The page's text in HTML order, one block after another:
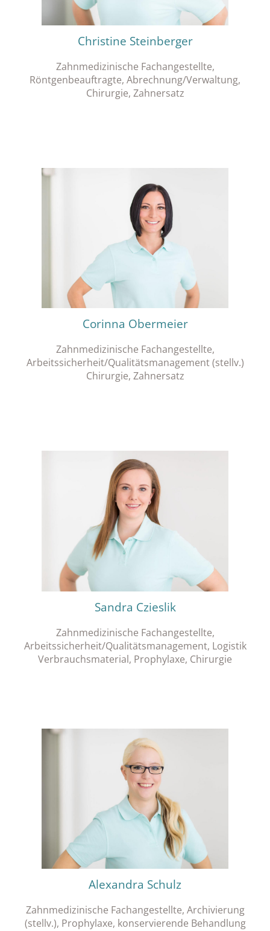
Christine Steinberger
Zahnmedizinische Fachangestellte,
Röntgenbeauftragte, Abrechnung/Verwaltung,
Chirurgie, Zahnersatz
Corinna Obermeier
Zahnmedizinische Fachangestellte,
Arbeitssicherheit/Qualitätsmanagement (stellv.)
Chirurgie, Zahnersatz
Sandra Czieslik
Zahnmedizinische Fachangestellte,
Arbeitssicherheit/Qualitätsmanagement, Logistik
Verbrauchsmaterial, Prophylaxe, Chirurgie
Alexandra Schulz
Zahnmedizinische Fachangestellte, Archivierung
(stellv.), Prophylaxe, konservierende Behandlung